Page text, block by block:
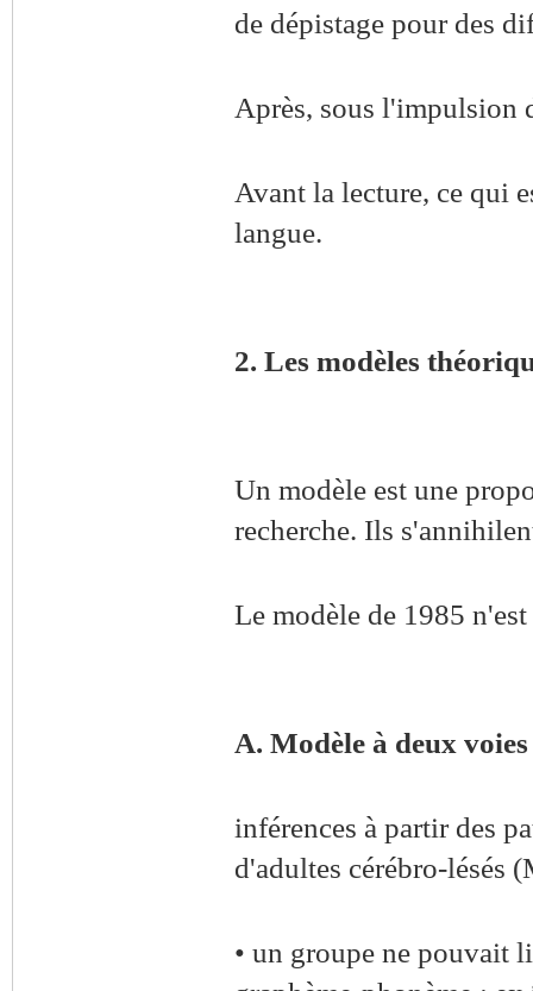
de dépistage pour des
Après, sous l'impulsion
Avant la lecture, ce qui
langue.
2. Les modèles
Un modèle est une
recherche. Ils
Le modèle de 1985
A. Modèle à deux
inférences à partir des
d'adultes cérébro-lésés
• un groupe ne pouvait